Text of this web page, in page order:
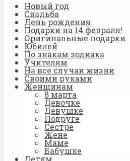
Новый год
Свадьба
День рождения
Подарки на 14 февраля!
Оригинальные подарки
Юбилей
По знакам зодиака
Учителям
На все случаи жизни
Своими руками
Женщинам
8 марта
Девочке
Девушке
Подруге
Сестре
Жене
Маме
Бабушке
Детям